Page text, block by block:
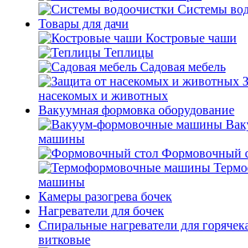
Системы
Товары для дачи
Костровые чаши
Теплицы
Садовая мебель
насекомых и животных
Вакуумная формовка оборудование
машины
Формовочный
машины
Камеры разогрева бочек
Нагреватели для бочек
Спиральные нагреватели для
витковые